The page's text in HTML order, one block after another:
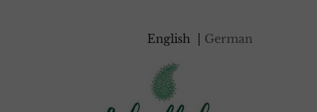
English German